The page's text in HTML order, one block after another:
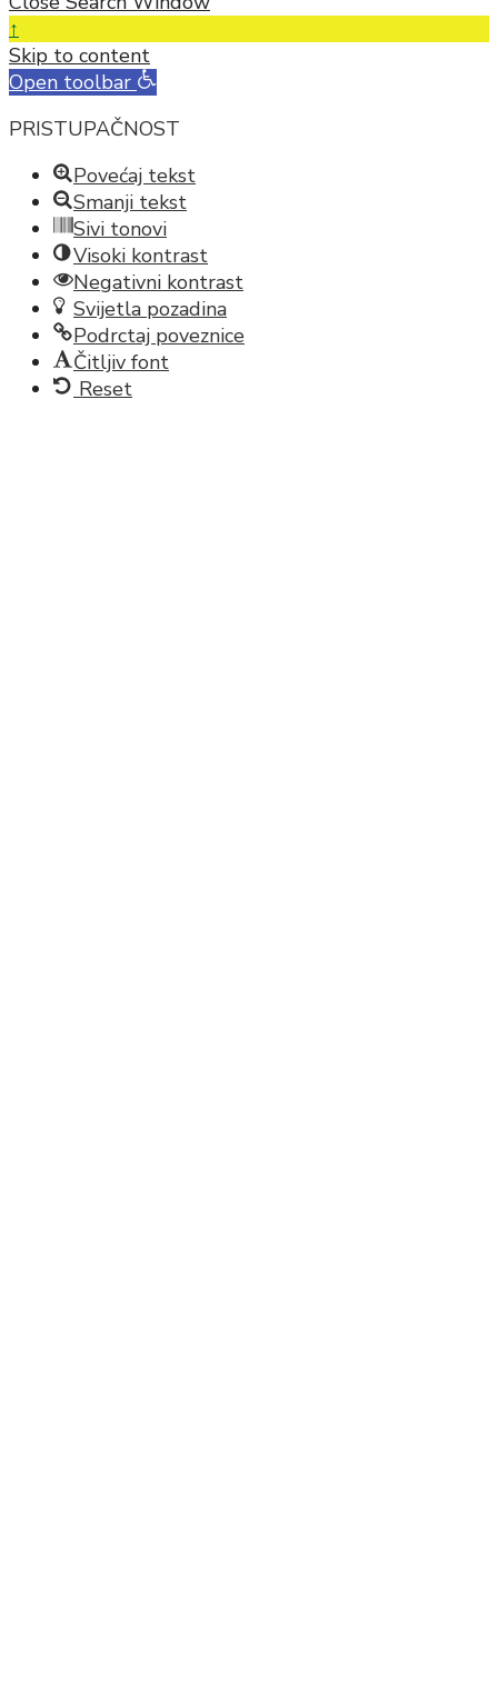
↑
Skip to content
Open toolbar
PRISTUPAČNOST
Povećaj tekst
Smanji tekst
Sivi tonovi
Visoki kontrast
Negativni kontrast
Svijetla pozadina
Podrctaj poveznice
Čitljiv font
Reset